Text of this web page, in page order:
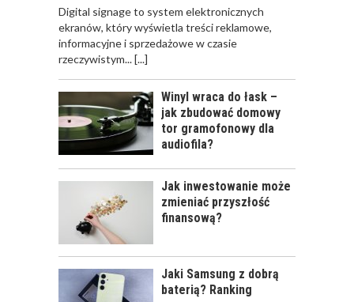
​Digital signage to system elektronicznych
ekranów, który wyświetla treści reklamowe,
informacyjne i sprzedażowe w czasie
rzeczywistym...[...]
Winyl wraca do łask –
jak zbudować domowy
tor gramofonowy dla
audiofila?
Jak inwestowanie może
zmieniać przyszłość
finansową?
Jaki Samsung z dobrą
baterią? Ranking